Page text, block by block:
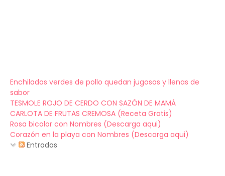
Enchiladas verdes de pollo quedan jugosas y llenas de
sabor
TESMOLE ROJO DE CERDO CON SAZÓN DE MAMÁ
CARLOTA DE FRUTAS CREMOSA (Receta Gratis)
Rosa bicolor con Nombres (Descarga aqui)
Corazón en la playa con Nombres (Descarga aqui)
Entradas